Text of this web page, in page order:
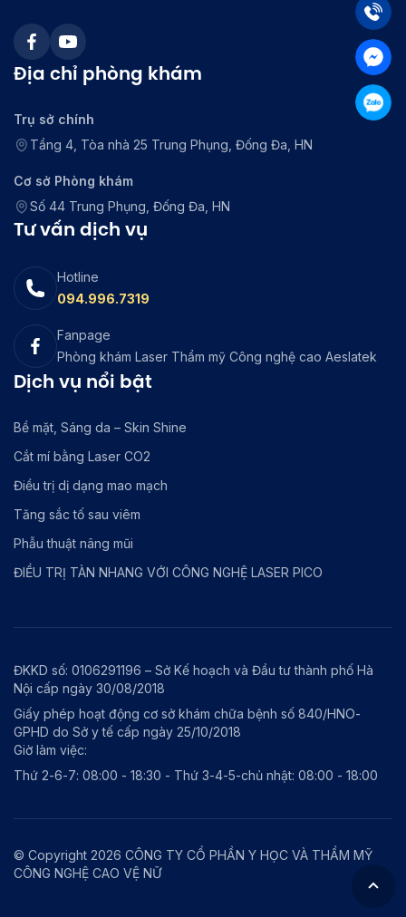
Địa chỉ phòng khám
Trụ sở chính
Tầng 4, Tòa nhà 25 Trung Phụng, Đống Đa, HN
Cơ sở Phòng khám
Số 44 Trung Phụng, Đống Đa, HN
Tư vấn dịch vụ
Hotline
094.996.7319
Fanpage
Phòng khám Laser Thẩm mỹ Công nghệ cao Aeslatek
Dịch vụ nổi bật
Bề mặt, Sáng da – Skin Shine
Cắt mí bằng Laser CO2
Điều trị dị dạng mao mạch
Tăng sắc tố sau viêm
Phẫu thuật nâng mũi
ĐIỀU TRỊ TÀN NHANG VỚI CÔNG NGHỆ LASER PICO
ĐKKD số: 0106291196 – Sở Kế hoạch và Đầu tư thành phố Hà
Nội cấp ngày 30/08/2018
Giấy phép hoạt động cơ sở khám chữa bệnh số 840/HNO-
GPHD do Sở y tế cấp ngày 25/10/2018
Giờ làm việc:
Thứ 2-6-7: 08:00 - 18:30 - Thứ 3-4-5-chủ nhật: 08:00 - 18:00
© Copyright 2026 CÔNG TY CỔ PHẦN Y HỌC VÀ THẨM MỸ
CÔNG NGHỆ CAO VỆ NỮ